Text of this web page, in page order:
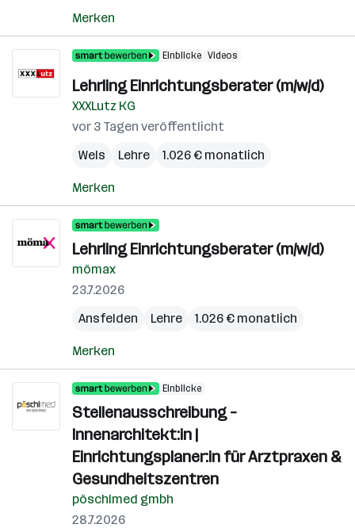
Merken
Einblicke Videos
Lehrling Einrichtungsberater (m/w/d)
XXXLutz KG
vor 3 Tagen veröffentlicht
Wels
Lehre 1.026 € monatlich
Merken
Lehrling Einrichtungsberater (m/w/d)
mömax
23.7.2026
Ansfelden
Lehre 1.026 € monatlich
Merken
Einblicke
Stellenausschreibung –
Innenarchitekt:in |
Einrichtungsplaner:in für Arztpraxen &
Gesundheitszentren
pöschlmed gmbh
28.7.2026